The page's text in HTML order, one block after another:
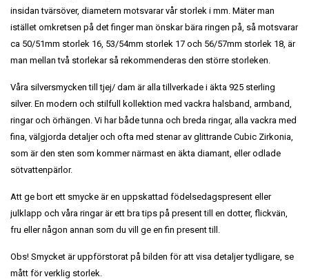
insidan tvärsöver, diametern motsvarar vår storlek i mm. Mäter man
istället omkretsen på det finger man önskar bära ringen på, så motsvarar
ca 50/51mm storlek 16, 53/54mm storlek 17 och 56/57mm storlek 18, är
man mellan två storlekar så rekommenderas den större storleken.
Våra silversmycken till tjej/ dam är alla tillverkade i äkta 925 sterling
silver. En modern och stilfull kollektion med vackra halsband, armband,
ringar och örhängen. Vi har både tunna och breda ringar, alla vackra med
fina, välgjorda detaljer och ofta med stenar av glittrande Cubic Zirkonia,
som är den sten som kommer närmast en äkta diamant, eller odlade
sötvattenpärlor.
Att ge bort ett smycke är en uppskattad födelsedagspresent eller
julklapp och våra ringar är ett bra tips på present till en dotter, flickvän,
fru eller någon annan som du vill ge en fin present till.
Obs! Smycket är uppförstorat på bilden för att visa detaljer tydligare, se
mått för verklig storlek.